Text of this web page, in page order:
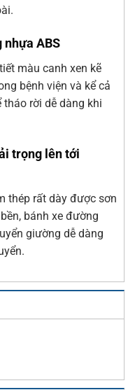
ABS
màu canh xen kẽ
bệnh viện và kể cả
rời dễ dàng khi
trọng lên tới
thép rất dày được sơn
bánh xe đường
giường dễ dàng